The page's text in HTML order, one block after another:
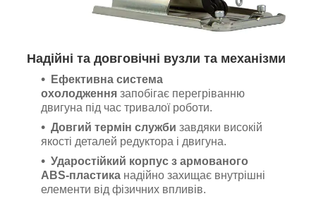
Надійні та довговічні вузли та механізми
Ефективна система
охолодження запобігає перегріванню
двигуна під час тривалої роботи.
Довгий термін служби завдяки високій
якості деталей редуктора і двигуна.
Ударостійкий корпус з армованого
ABS-пластика надійно захищає внутрішні
елементи від фізичних впливів.